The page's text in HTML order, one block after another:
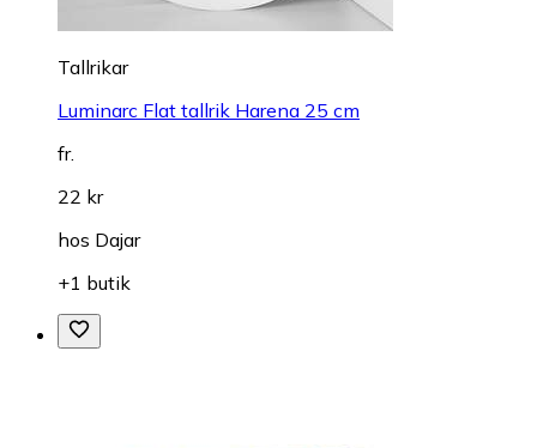
Tallrikar
Luminarc Flat tallrik Harena 25 cm
fr.
22 kr
hos Dajar
+1 butik